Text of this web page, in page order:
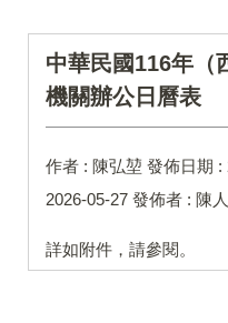
中華民國116年（
機關辦公日曆表
作者 : 陳弘堃 發佈日期 :
2026-05-27 發佈者 : 陳
詳如附件，請參閱。